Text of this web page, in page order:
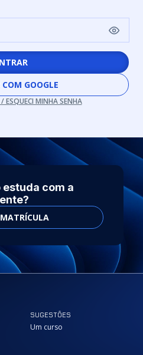
COM GOOGLE
ESQUECI MINHA SENHA
estuda com a
SUGESTÕES
Um curso